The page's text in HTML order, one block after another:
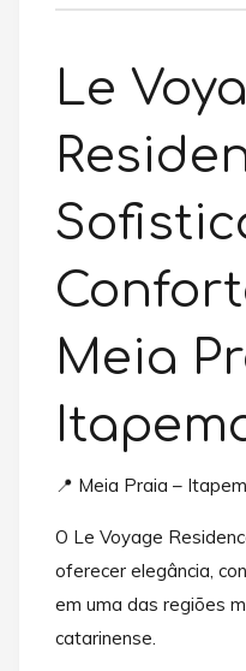
Le
Meia
📍 Meia Praia –
O Le Voyage
oferecer elegância,
em uma das regiões
catarinense.